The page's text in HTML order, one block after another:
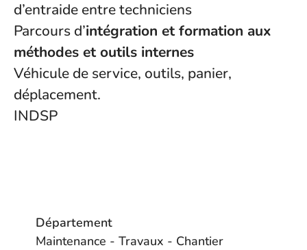
d’entraide entre techniciens
Parcours d’intégration et formation aux
méthodes et outils internes
Véhicule de service, outils, panier,
déplacement.
INDSP
Département
Maintenance - Travaux - Chantier